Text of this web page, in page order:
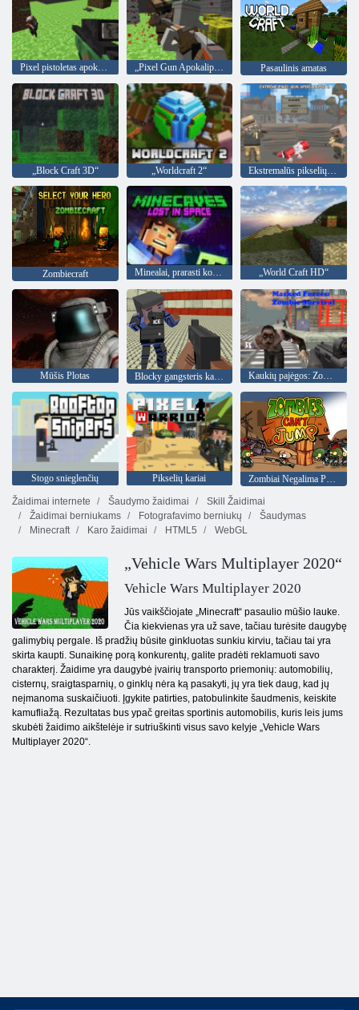
Pixel pistoletas apokalipsė „Pixel Gun Apokalipsė“ 2 Pasaulinis amatas
„Block Craft 3D“ „Worldcraft 2“ Ekstremalūs pikselių pistoleto apokalipsė 3
Zombiecraft Minealai, prarasti kosmose „World Craft HD“
Mūšis Plotas Blocky gangsteris karybos Kaukių pajėgos: Zombie Survival
Stogo snieglenčių Pikselių kariai
Zombiai Negalima Peršokti
Žaidimai internete
Šaudymo žaidimai
Skill Žaidimai
Žaidimai berniukams
Fotografavimo berniukų
Šaudymas
Minecraft
Karo žaidimai HTML5 WebGL
„Vehicle Wars Multiplayer 2020“
Vehicle Wars Multiplayer 2020
Jūs vaikščiojate „Minecraft“ pasaulio mūšio lauke.
Čia kiekvienas yra už save, tačiau turėsite daugybę
galimybių pergale. Iš pradžių būsite ginkluotas sunkiu kirviu, tačiau tai yra
skirta kaupti. Sunaikinę porą konkurentų, galite pradėti reklamuoti savo
charakterį. Žaidime yra daugybė įvairių transporto priemonių: automobilių,
cisternų, sraigtasparnių, o ginklų nėra ką pasakyti, jų yra tiek daug, kad jų
neįmanoma suskaičiuoti. Įgykite patirties, patobulinkite šaudmenis, keiskite
kamufliažą. Rezultatas bus ypač greitas sportinis automobilis, kuris leis jums
skubėti žaidimo aikštelėje ir sutriuškinti visus savo kelyje „Vehicle Wars
Multiplayer 2020“.